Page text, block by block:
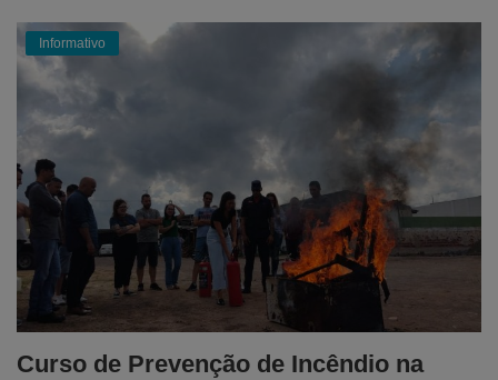
Informativo
Curso de Prevenção de Incêndio na